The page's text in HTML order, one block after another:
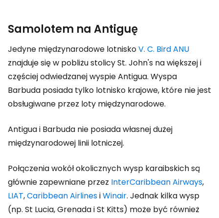
Samolotem na Antiguę
Jedyne międzynarodowe lotniskoV. C. Bird ANU
znajduje się w pobliżu stolicy St. John's na większej i
częściej odwiedzanej wyspie Antigua. Wyspa
Barbuda posiada tylko lotnisko krajowe, które nie jest
obsługiwane przez loty międzynarodowe.
Antigua i Barbuda nie posiada własnej dużej
międzynarodowej linii lotniczej.
Połączenia wokół okolicznych wysp karaibskich są
głównie zapewniane przez InterCaribbean Airways,
LIAT,Caribbean AirlinesiWinair. Jednak kilka wysp
(np. St Lucia, Grenada i St Kitts) może być również